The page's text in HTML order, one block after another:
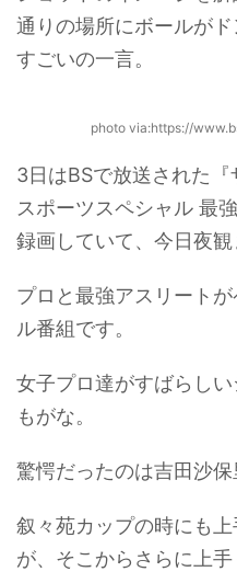
通りの場所にボールが
すごいの一言。
photo via:https://
3日はBSで放送された
スポーツスペシャル 最
録画していて、今日夜観
プロと最強アスリート
ル番組です。
女子プロ達がすばらし
もがな。
驚愕だったのは吉田沙保
叙々苑カップの時にも
が、そこからさらに上手